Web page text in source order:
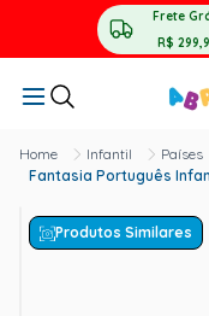
Frete
R$
Infantil
Países
Fantasia Português
Produtos Similares